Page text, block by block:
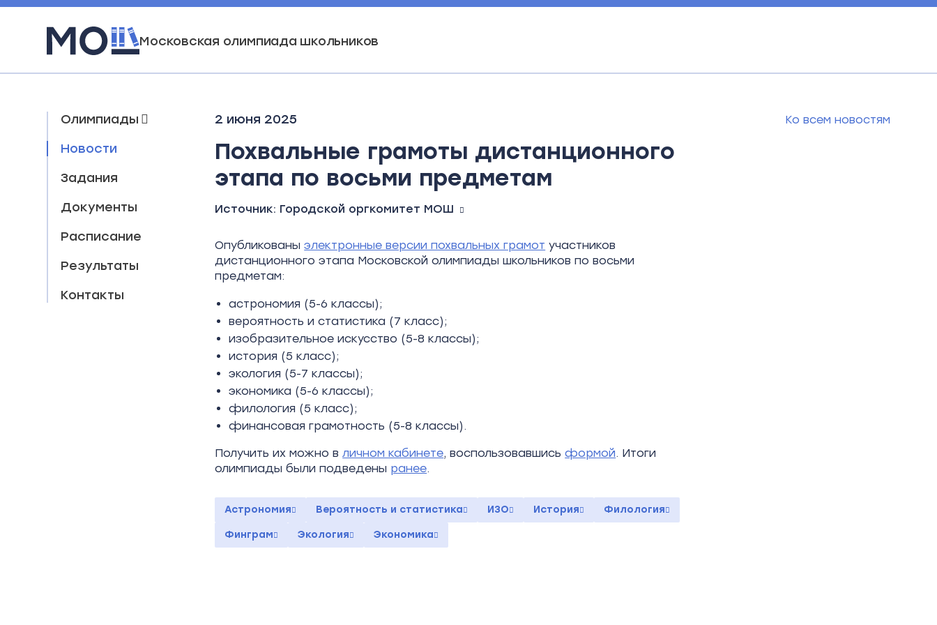
Московская олимпиада школьников
Олимпиады
Новости
Задания
Документы
Расписание
Результаты
Контакты
2 июня 2025 Ко всем новостям
Похвальные грамоты дистанционного
этапа по восьми предметам
Источник: Городской оргкомитет МОШ
Опубликованыэлектронные версии похвальных грамот участников
дистанционного этапа Московской олимпиады школьников по восьми
предметам:
астрономия (5-6 классы);
вероятность и статистика (7 класс);
изобразительное искусство (5-8 классы);
история (5 класс);
экология (5-7 классы);
экономика (5-6 классы);
филология (5 класс);
финансовая грамотность (5-8 классы).
Получить их можно вличном кабинете, воспользовавшисьформой. Итоги
олимпиады были подведены ранее.
Астрономия Вероятность и статистика ИЗО История Филология
Финграм Экология Экономика